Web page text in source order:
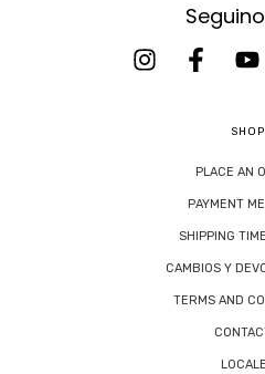
SHOP
PLACE AN
PAYMENT
SHIPPING
CAMBIOS Y
TERMS AND